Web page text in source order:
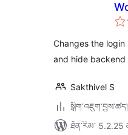
Changes the
and hide
Sakthivel S
ཐོན་རིམ་ 5.2.25